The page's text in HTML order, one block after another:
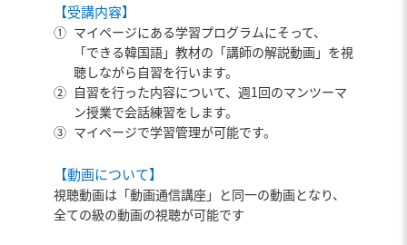
【受講内容】
① マイページにある学習プログラムにそって、
「できる韓国語」教材の「講師の解説動画」を視
聴しながら自習を行います。
② 自習を行った内容について、週1回のマンツーマ
ン授業で会話練習をします。
③ マイページで学習管理が可能です。
【動画について】
視聴動画は「動画通信講座」と同一の動画となり、
全ての級の動画の視聴が可能です